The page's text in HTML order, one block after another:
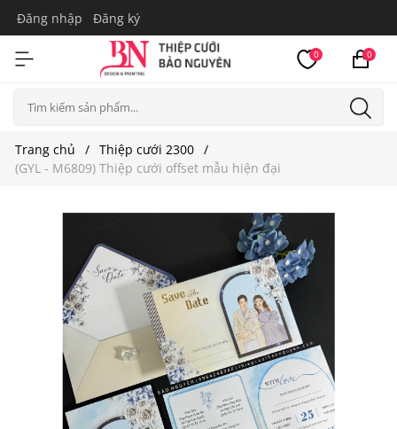
Đăng nhập Đăng ký
0 0
Trang chủ
Thiệp cưới 2300
(GYL - M6809) Thiệp cưới offset mẫu hiện đại